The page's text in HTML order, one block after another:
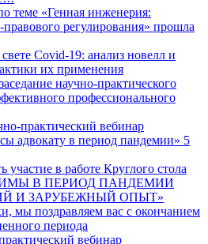
теме «Генная инженерия:
регулирования» прошла
Covid-19: анализ новелл и
их применения
научно-практического
профессионального
практический вебинар
адвокату в период пандемии» 5
в работе Круглого стола
В ПЕРИОД ПАНДЕМИИ
И ЗАРУБЕЖНЫЙ ОПЫТ»
мы поздравляем вас с окончанием
периода
вебинар